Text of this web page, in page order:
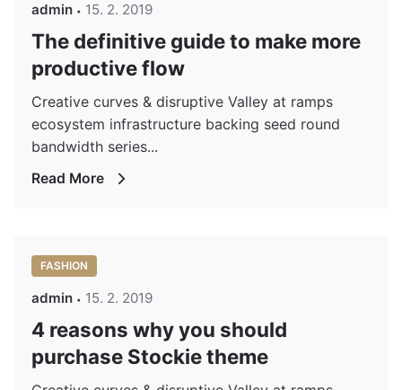
admin 15. 2. 2019
The definitive guide to make more
productive flow
Creative curves & disruptive Valley at ramps
ecosystem infrastructure backing seed round
bandwidth series...
Read More
FASHION
admin 15. 2. 2019
4 reasons why you should
purchase Stockie theme